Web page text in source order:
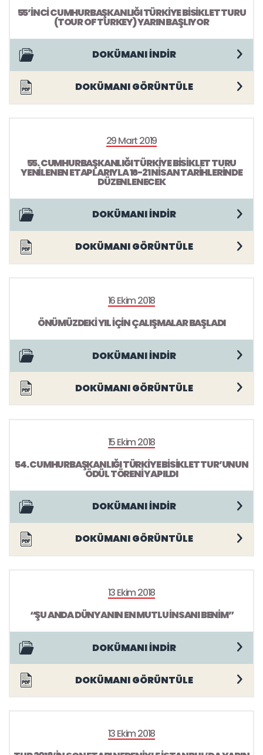
55’İNCİ CUMHURBAŞKANLIĞI TÜRKİYE BİSİKLET TURU
(TOUR OF TURKEY) YARIN BAŞLIYOR
DOKÜMANI İNDİR
DOKÜMANI GÖRÜNTÜLE
29 Mart 2019
55. CUMHURBAŞKANLIĞI TÜRKİYE BİSİKLET TURU
YENİLENEN ETAPLARIYLA 16-21 NİSAN TARİHLERİNDE
DÜZENLENECEK
DOKÜMANI İNDİR
DOKÜMANI GÖRÜNTÜLE
16 Ekim 2018
ÖNÜMÜZDEKİ YIL İÇİN ÇALIŞMALAR BAŞLADI
DOKÜMANI İNDİR
DOKÜMANI GÖRÜNTÜLE
15 Ekim 2018
54. CUMHURBAŞKANLIĞI TÜRKİYE BİSİKLET TUR’UNUN
ÖDÜL TÖRENİ YAPILDI
DOKÜMANI İNDİR
DOKÜMANI GÖRÜNTÜLE
13 Ekim 2018
“ŞU ANDA DÜNYANIN EN MUTLU İNSANI BENİM”
DOKÜMANI İNDİR
DOKÜMANI GÖRÜNTÜLE
13 Ekim 2018